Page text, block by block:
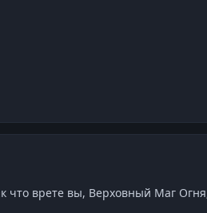
врете вы, Верховный Маг